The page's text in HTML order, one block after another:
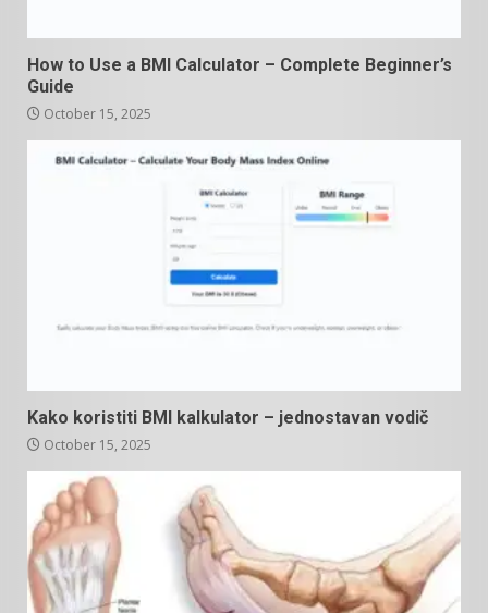
How to Use a BMI Calculator – Complete Beginner’s
Guide
October 15, 2025
Kako koristiti BMI kalkulator – jednostavan vodič
October 15, 2025